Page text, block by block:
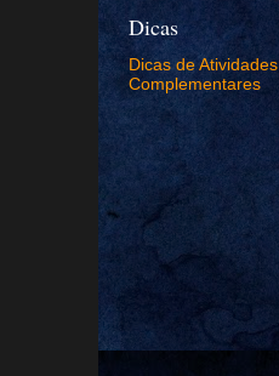
Dicas
Dicas de Atividades
Complementares